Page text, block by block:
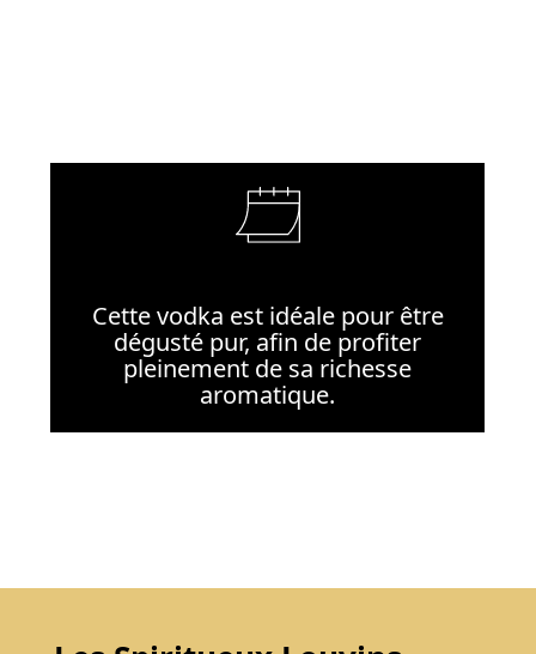
Cette vodka est idéale pour être
dégusté pur, afin de profiter
pleinement de sa richesse
aromatique.